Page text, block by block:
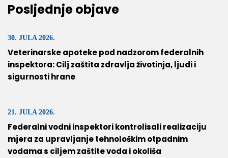
Posljednje objave
30. JULA 2026.
Veterinarske apoteke pod nadzorom federalnih
inspektora: Cilj zaštita zdravlja životinja, ljudi i
sigurnosti hrane
21. JULA 2026.
Federalni vodni inspektori kontrolisali realizaciju
mjera za upravljanje tehnološkim otpadnim
vodama s ciljem zaštite voda i okoliša